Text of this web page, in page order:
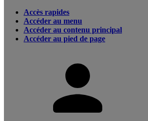
Accès rapides
Accéder au menu
Accéder au contenu principal
Accéder au pied de page